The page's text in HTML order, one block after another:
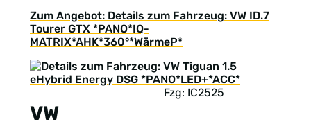
Zum Angebot: Details zum Fahrzeug: VW ID.7
Tourer GTX *PANO*IQ-
MATRIX*AHK*360°*WärmeP*
VW
Fzg: IC2525